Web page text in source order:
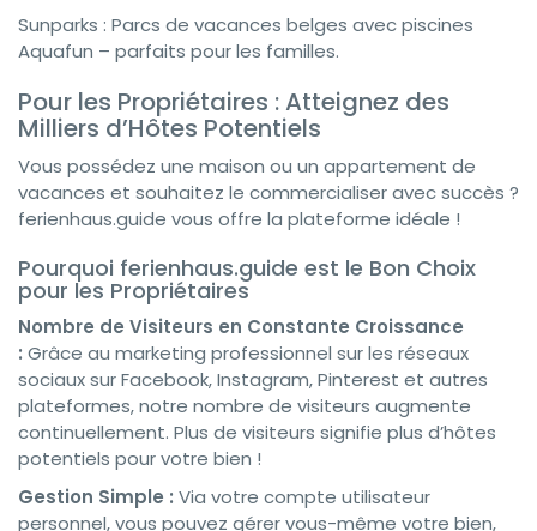
Sunparks : Parcs de vacances belges avec piscines
Aquafun – parfaits pour les familles.
Pour les Propriétaires : Atteignez des
Milliers d’Hôtes Potentiels
Vous possédez une maison ou un appartement de
vacances et souhaitez le commercialiser avec succès ?
ferienhaus.guide vous offre la plateforme idéale !
Pourquoi ferienhaus.guide est le Bon Choix
pour les Propriétaires
Nombre de Visiteurs en Constante Croissance
: Grâce au marketing professionnel sur les réseaux
sociaux sur Facebook, Instagram, Pinterest et autres
plateformes, notre nombre de visiteurs augmente
continuellement. Plus de visiteurs signifie plus d’hôtes
potentiels pour votre bien !
Gestion Simple : Via votre compte utilisateur
personnel, vous pouvez gérer vous-même votre bien,